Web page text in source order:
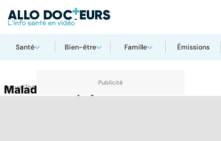
Santé Bien-être Famille Émissions
AccueilThématiques
Maladie de Lapeyronie